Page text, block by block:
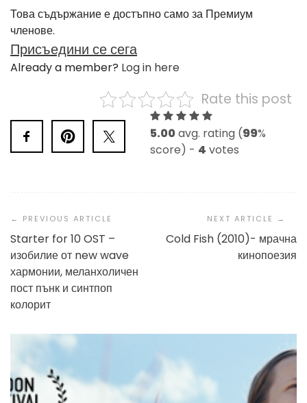
Това съдържание е достъпно само за Премиум
членове.
Присъедини се сега
Already a member? Log in here
Rate this post
5.00avg. rating (99%
score) - 4 votes
Navigation
Starter for 10 OST –
изобилие от new wave
хармонии, меланхоличен
пост пънк и синтпоп
колорит
Cold Fish (2010)- мрачна
кинопоезия